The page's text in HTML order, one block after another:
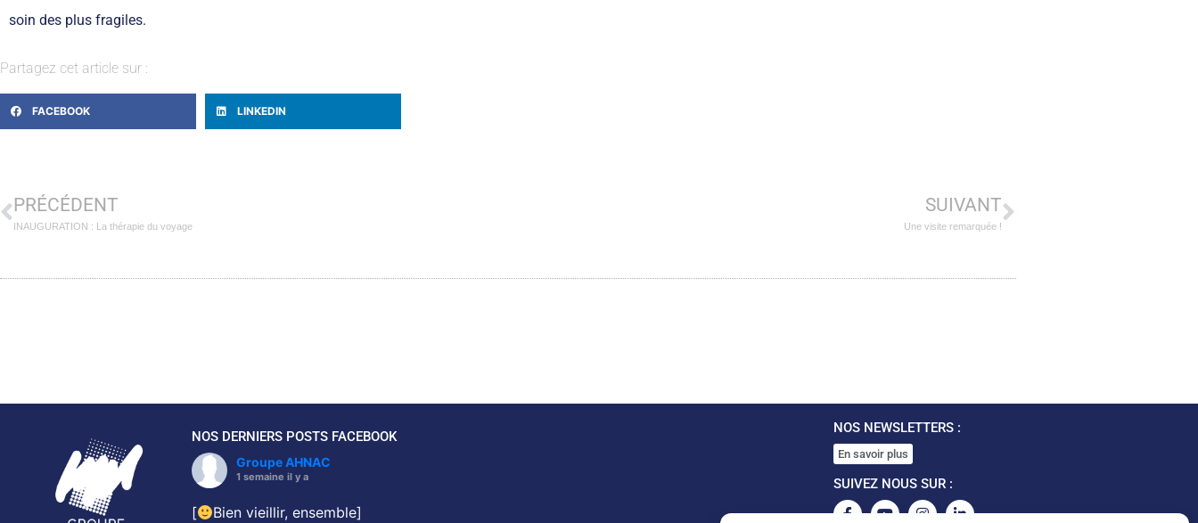
soin des plus fragiles.
Partagez cet article sur :
FACEBOOK LINKEDIN
PRÉCÉDENT
INAUGURATION : La thérapie du voyage
SUIVANT
Une visite remarquée !
NOS DERNIERS POSTS FACEBOOK
Groupe AHNAC
1 semaine il y a
[ Bien vieillir, ensemble]
NOS NEWSLETTERS :
En savoir plus
SUIVEZ NOUS SUR :